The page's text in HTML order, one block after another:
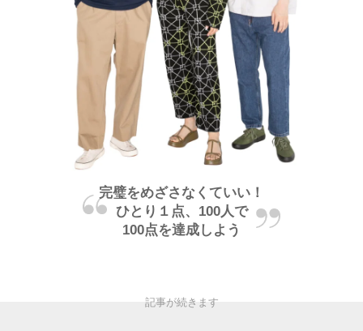
完璧をめざさなくていい！
ひとり１点、100人で
100点を達成しよう